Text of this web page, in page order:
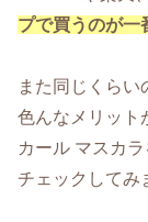
プで買うのが一
また同じくら
色んなメリット
カール マスカ
チェックしてみ